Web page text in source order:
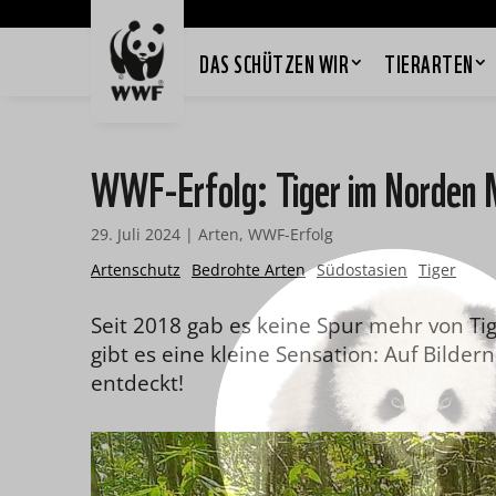
DAS SCHÜTZEN WIR TIERARTEN
WWF-Erfolg: Tiger im
29. Juli 2024 | Arten, WWF-Erfolg
Artenschutz
Bedrohte Arten Südostasien Tiger
Seit 2018 gab es keine Spur mehr von
gibt es eine kleine Sensation: Auf
entdeckt!